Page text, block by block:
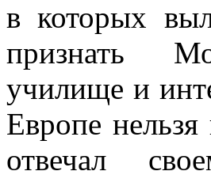
в которых
признать
училище и
Европе
отвечал